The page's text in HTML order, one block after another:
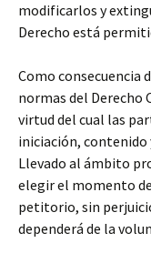
modificarlos y
Derecho está
Como consecuencia
normas del Derecho
virtud del cual las
iniciación, contenido
Llevado al ámbito
elegir el momento
petitorio, sin
dependerá de la